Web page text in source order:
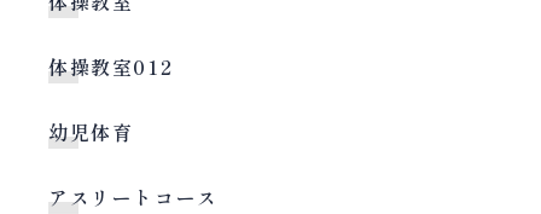
体操教室012
幼児体育
アスリートコース